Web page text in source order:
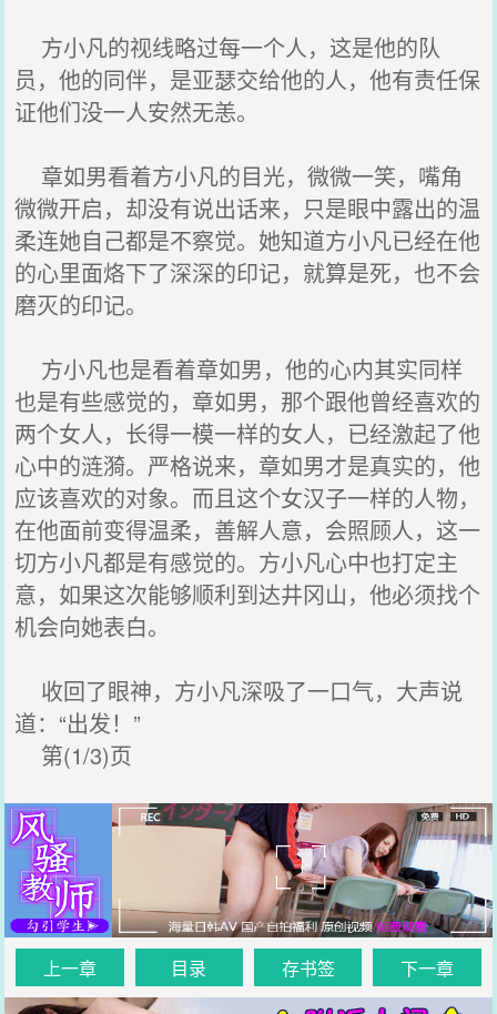
方小凡的视线略过每一个人，这是他的队
员，他的同伴，是亚瑟交给他的人，他有责任保
证他们没一人安然无恙。
章如男看着方小凡的目光，微微一笑，嘴角
微微开启，却没有说出话来，只是眼中露出的温
柔连她自己都是不察觉。她知道方小凡已经在他
的心里面烙下了深深的印记，就算是死，也不会
磨灭的印记。
方小凡也是看着章如男，他的心内其实同样
也是有些感觉的，章如男，那个跟他曾经喜欢的
两个女人，长得一模一样的女人，已经激起了他
心中的涟漪。严格说来，章如男才是真实的，他
应该喜欢的对象。而且这个女汉子一样的人物，
在他面前变得温柔，善解人意，会照顾人，这一
切方小凡都是有感觉的。方小凡心中也打定主
意，如果这次能够顺利到达井冈山，他必须找个
机会向她表白。
收回了眼神，方小凡深吸了一口气，大声说
道：“出发！”
第(1/3)页
上一章 目录 存书签 下一章